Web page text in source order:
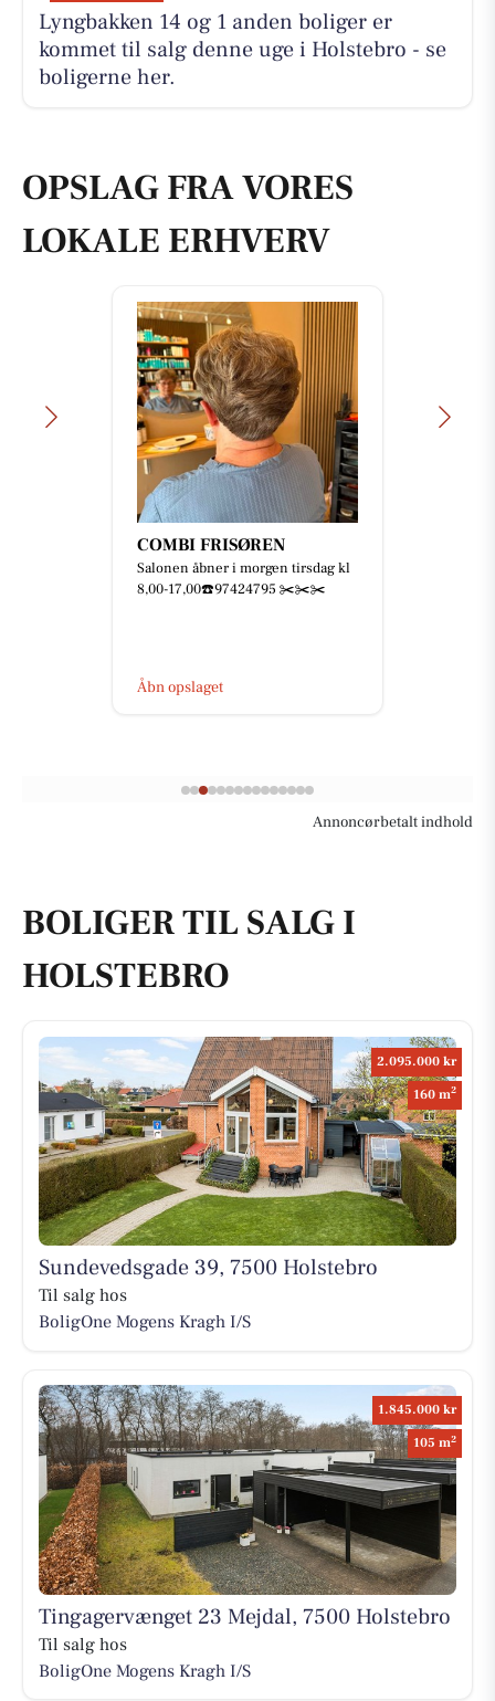
Lyngbakken 14 og 1 anden boliger er
kommet til salg denne uge i Holstebro - se
boligerne her.
OPSLAG FRA VORES
LOKALE ERHVERV
Mejrup Kultur- og
Fritidscenter
🥳🎅🏻 JULEFROKOST 2026 🎄🎉
Åbn opslaget
Annoncørbetalt indhold
BOLIGER TIL SALG I
HOLSTEBRO
2.095.000 kr
160 m2
Sundevedsgade 39, 7500 Holstebro
Til salg hos
BoligOne Mogens Kragh I/S
1.845.000 kr
105 m2
Tingagervænget 23 Mejdal, 7500 Holstebro
Til salg hos
BoligOne Mogens Kragh I/S